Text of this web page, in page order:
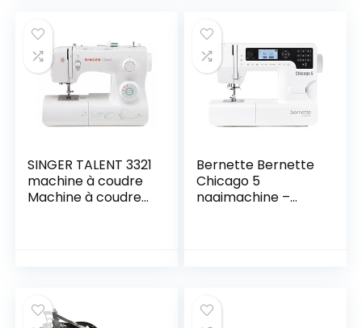
UK, naaiaccessoires
– perfect voor
kleding en
gordijnen
SINGER TALENT 3321
machine à coudre
Machine à coudre
Bernette Bernette
Chicago 5
naaimachine –